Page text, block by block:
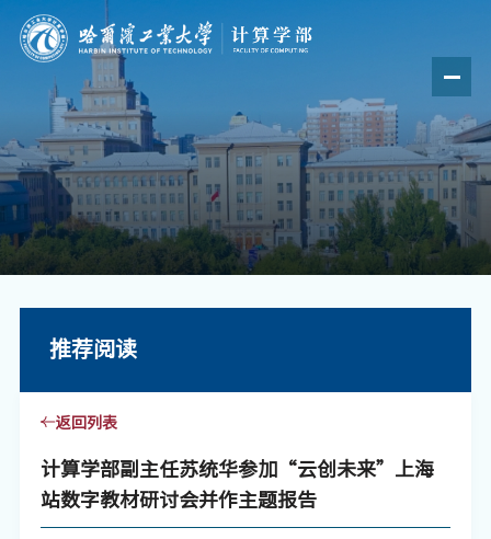
推荐阅读
返回列表
计算学部副主任苏统华参加“云创未来”上海
站数字教材研讨会并作主题报告